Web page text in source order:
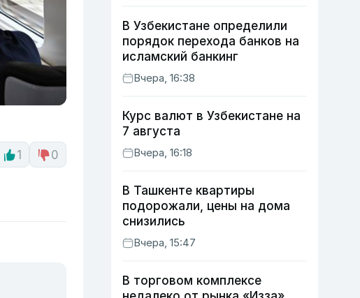
1 0
В Узбекистане определили
порядок перехода банков на
исламский банкинг
Вчера, 16:38
Курс валют в Узбекистане на
7 августа
Вчера, 16:18
В Ташкенте квартиры
подорожали, цены на дома
снизились
Вчера, 15:47
В торговом комплексе